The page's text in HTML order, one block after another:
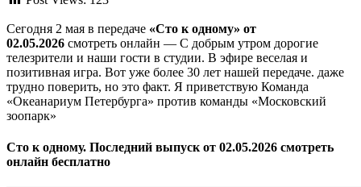
Сегодня 2 мая в передаче «Сто к одному» от
02.05.2026 смотреть онлайн — С добрым утром дорогие
телезрители и наши гости в студии. В эфире веселая и
позитивная игра. Вот уже более 30 лет нашей передаче. даже
трудно поверить, но это факт. Я приветствую Команда
«Океанариум Петербурга» против команды «Московский
зоопарк»
Сто к одному. Последний выпуск от 02.05.2026 смотреть
онлайн бесплатно